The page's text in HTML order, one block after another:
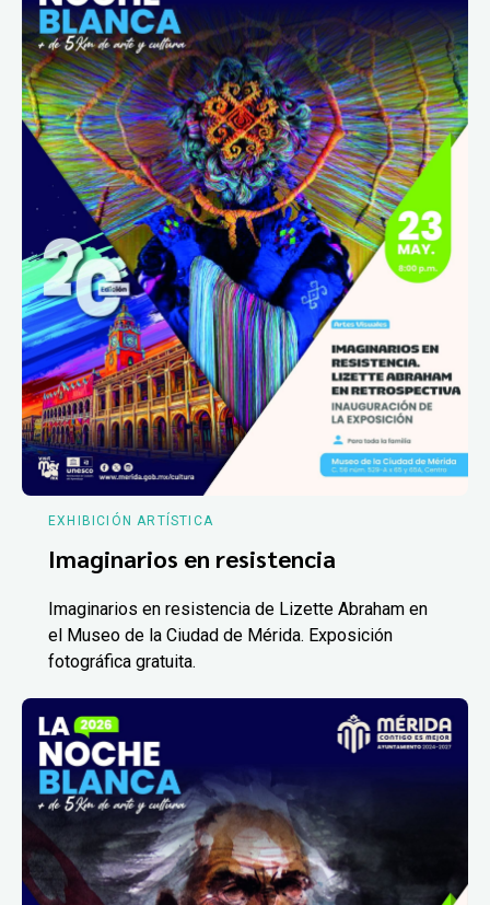
EXHIBICIÓN ARTÍSTICA
Imaginarios en resistencia
Imaginarios en resistencia de Lizette Abraham en
el Museo de la Ciudad de Mérida. Exposición
fotográfica gratuita.